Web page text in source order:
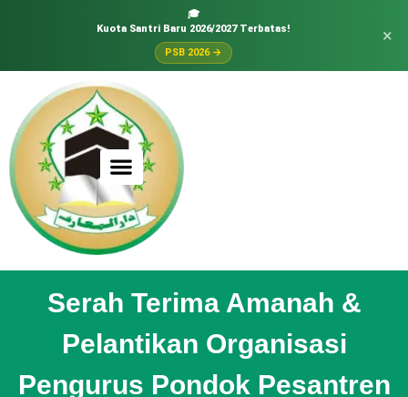
🎓
Kuota Santri Baru 2026/2027 Terbatas!
PSB 2026 →
×
Serah Terima Amanah &
Pelantikan Organisasi
Pengurus Pondok Pesantren